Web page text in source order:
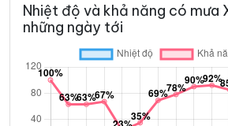
Nhiệt độ và khả năng có mưa
những ngày tới